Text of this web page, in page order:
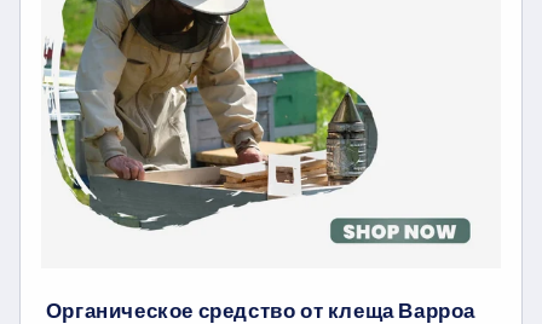
Органическое средство от клеща Варроа